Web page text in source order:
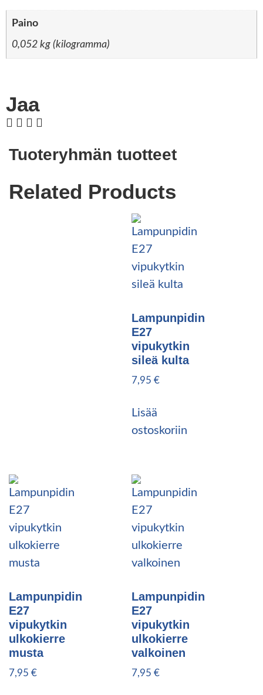
Paino
0,052 kg (kilogramma)
Jaa
Tuoteryhmän tuotteet
Related Products
Lampunpidin
E27
vipukytkin
sileä kulta
7,95 €
Lisää
ostoskoriin
Lampunpidin
E27
vipukytkin
ulkokierre
musta
7,95 €
Lampunpidin
E27
vipukytkin
ulkokierre
valkoinen
7,95 €